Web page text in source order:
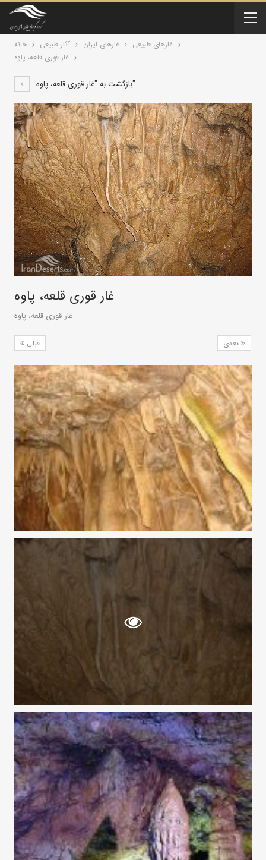
خانه آثار طبیعی
غارهای طبیعی
غار قوری قلعه، پاوه
بازگشت به "غار قوری قلعه، پاوه"
غار قوری قلعه، پاوه
غار قوری قلعه، پاوه
قبلی